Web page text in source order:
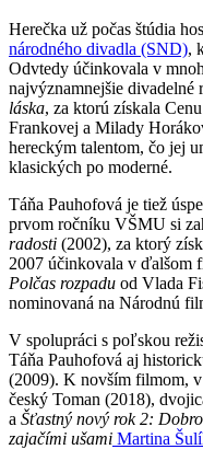
Herečka už počas štúdia
národného divadla (SND),
Odvtedy účinkovala v
najvýznamnejšie
láska, za ktorú získala
Frankovej a Milady
hereckým talentom, čo jej
klasických po moderné.
Táňa Pauhofová je tiež
prvom ročníku VŠMU si
radosti (2002), za ktorý
2007 účinkovala v ďalšom
Polčas rozpadu od Vlada
nominovaná na Národnú
V spolupráci s poľskou
Táňa Pauhofová aj
(2009). K novším filmom,
český Toman (2018),
a Šťastný nový rok 2:
zajačími ušami Martina